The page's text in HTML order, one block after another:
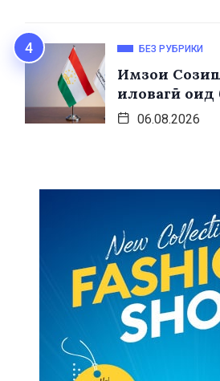
БЕЗ РУБРИКИ
Имзои
иловагӣ оид
06.08.2026